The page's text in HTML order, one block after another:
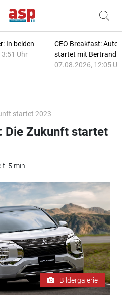
In beiden
Uhr
CEO Breakfast:
startet mit Bertrand
07.08.2026, 12:05
startet 2023
Die Zukunft startet
5 min
Bildergalerie